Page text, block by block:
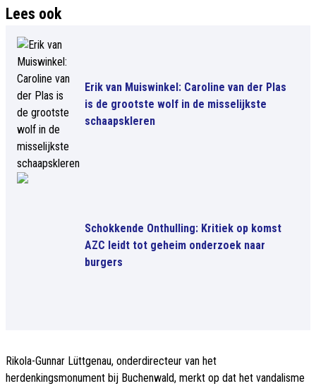
Lees ook
Erik van Muiswinkel: Caroline van der Plas
is de grootste wolf in de misselijkste
schaapskleren
Schokkende Onthulling: Kritiek op komst
AZC leidt tot geheim onderzoek naar
burgers
Rikola-Gunnar Lüttgenau, onderdirecteur van het
herdenkingsmonument bij Buchenwald, merkt op dat het vandalisme